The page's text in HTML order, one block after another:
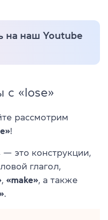
на наш Youtube
с «lose»
рассмотрим
!
— это конструкции,
глагол,
, «make», а также
.